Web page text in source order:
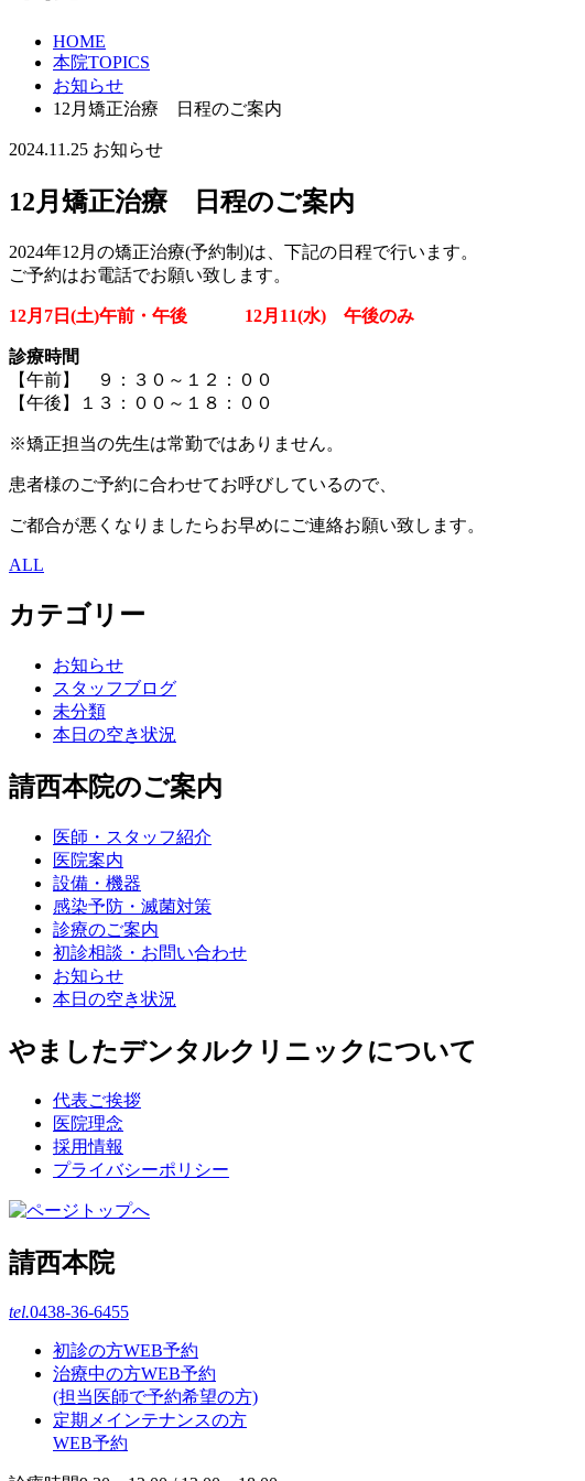
HOME
本院TOPICS
お知らせ
12月矯正治療 日程のご案内
2024.11.25 お知らせ
12月矯正治療 日程のご案内
2024年12月の矯正治療(予約制)は、下記の日程で行います。
ご予約はお電話でお願い致します。
12月7 日(土)午前・午後 12月11(水) 午後のみ
診療時間
【午前】 ９：３０～１２：００
【午後】１３：００～１８：００
※矯正担当の先生は常勤ではありません。
患者様のご予約に合わせてお呼びしているので、
ご都合が悪くなりましたらお早めにご連絡お願い致します。
ALL
カテゴリー
お知らせ
スタッフブログ
未分類
本日の空き状況
請西本院のご案内
医師・スタッフ紹介
医院案内
設備・機器
感染予防・滅菌対策
診療のご案内
初診相談・お問い合わせ
お知らせ
本日の空き状況
やましたデンタルクリニックについて
代表ご挨拶
医院理念
採用情報
プライバシーポリシー
請西本院
tel.0438-36-6455
初診の方WEB予約
治療中の方WEB予約
(担当医師で予約希望の方)
定期メインテナンスの方
WEB予約